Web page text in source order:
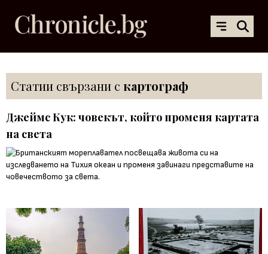
Статии свързани с картограф
Джеймс Кук: човекът, който променя картата
на света